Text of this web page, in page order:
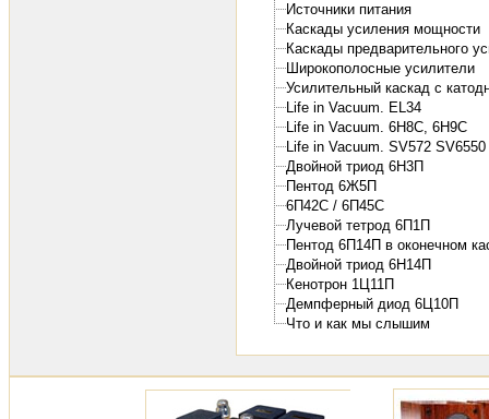
Источники питания
Каскады усиления мощности
Каскады предварительного
Широкополосные усилители
Усилительный каскад с
Life in Vacuum. EL34
Life in Vacuum. 6H8C, 6H9C
Life in Vacuum. SV572
Двойной триод 6Н3П
Пентод 6Ж5П
6П42С / 6П45С
Лучевой тетрод 6П1П
Пентод 6П14П в оконечном
Двойной триод 6Н14П
Кенотрон 1Ц11П
Демпферный диод 6Ц10П
Что и как мы слышим